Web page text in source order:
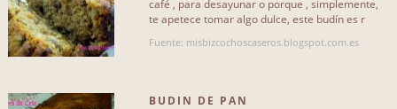
café , para desayunar o porque , simplemente,
te apetece tomar algo dulce, este budín es r
Fuente: misbizcochoscaseros.blogspot.com.es
BUDIN DE PAN